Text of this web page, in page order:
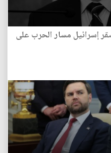
إسرائيل مسار الحرب على